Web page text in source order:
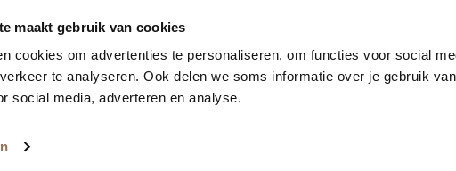
maakt gebruik van cookies
cookies om advertenties te personaliseren, om functies voor social
te analyseren. Ook delen we soms informatie over je gebruik
social media, adverteren en analyse.
Brillenglazen